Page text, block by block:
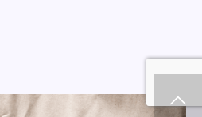
特商法に基づく表記